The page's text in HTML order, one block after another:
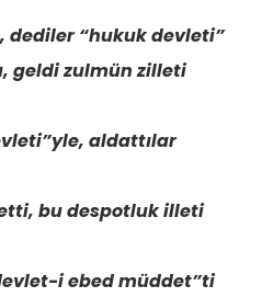
dediler “hukuk devleti”
geldi zulmün zilleti
aldattılar
bu despotluk illeti
i ebed müddet”ti